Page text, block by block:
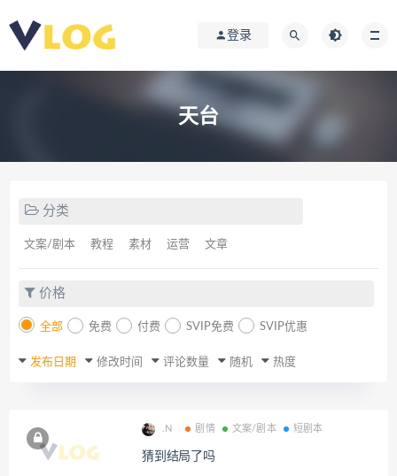
登录
天台
分类
文案/剧本 教程 素材 运营 文章
价格
全部 免费 付费 SVIP免费 SVIP优惠
发布日期 修改时间 评论数量 随机 热度
.N 剧情 文案/剧本 短剧本
猜到结局了吗